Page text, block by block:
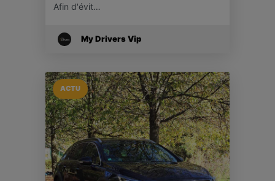
Afin d'évit…
My Drivers Vip
ACTU